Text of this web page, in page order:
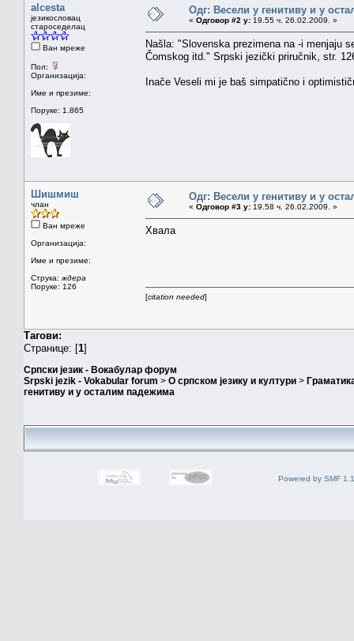
alcesta
језикословац
староседелац
Ван мреже
Пол:
Организација:
Име и презиме:
Поруке: 1.865
Одг: Весели у генитиву и у
« Одговор #2 у: 19.55 ч. 26.02.2009. »
Našla: "Slovenska prezimena na -i menjaju
Čomskog itd." Srpski jezički priručnik, str.
Inače Veseli mi je baš simpatično i
Шишмиш
члан
Ван мреже
Организација:
Име и презиме:
Струка: ждера
Поруке: 126
Одг: Весели у генитиву и у
« Одговор #3 у: 19.58 ч. 26.02.2009. »
Хвала
[citation needed]
Тагови:
Странице: [1]
Српски језик - Вокабулар форум
Srpski jezik - Vokabular forum > О српском језику и култури >
генитиву и у осталим падежима
Powered by SMF